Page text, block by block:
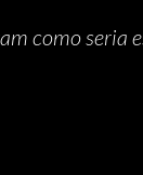
como seria